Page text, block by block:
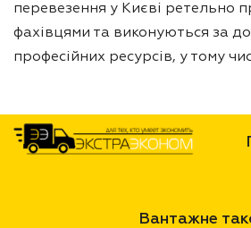
перевезення у Києві ретельно
фахівцями та виконуються за
професійних ресурсів, у тому
Вантажне